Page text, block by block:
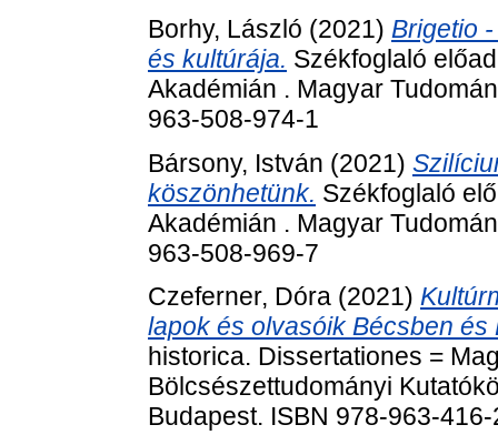
Borhy, László (2021) Brigetio
és kultúrája. Székfoglaló
Akadémián . Magyar
963-508-974-1
Bársony, István (2021)
köszönhetünk. Székfoglaló
Akadémián . Magyar
963-508-969-7
Czeferner, Dóra (2021)
lapok és olvasóik Bécsben és
historica. Dissertationes =
Bölcsészettudományi
Budapest. ISBN 978-963-